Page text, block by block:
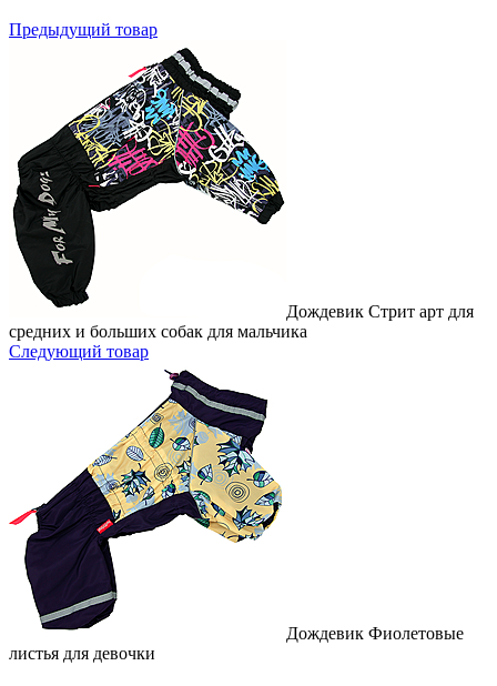
Предыдущий товар
Дождевик Стрит арт для
средних и больших собак для мальчика
Следующий товар
Дождевик Фиолетовые
листья для девочки